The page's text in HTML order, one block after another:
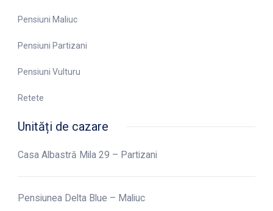
Pensiuni Maliuc
Pensiuni Partizani
Pensiuni Vulturu
Retete
Unități de cazare
Casa Albastră Mila 29 – Partizani
Pensiunea Delta Blue – Maliuc